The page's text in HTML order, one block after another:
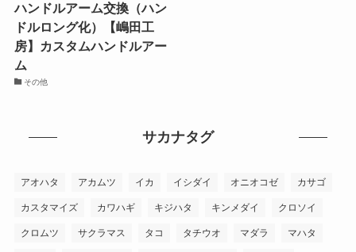
ハンドルアーム交換（ハン
ドルロング化）【嶋田工
房】カスタムハンドルアー
ム
その他
サカナタグ
アオハタ アカムツ イカ イシダイ オニオコゼ カサゴ
カスタマイズ カワハギ キジハタ キンメダイ クロソイ
クロムツ サクラマス タコ タチウオ マダラ マハタ